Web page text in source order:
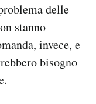
delle
stanno
invece, e
bisogno